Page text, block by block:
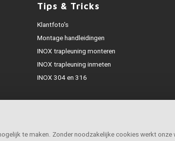
Tips & Tricks
Klantfoto's
Montage handleidingen
INOX trapleuning monteren
INOX trapleuning inmeten
INOX 304 en 316
te maken. Zonder noodzakelijke cookies werkt